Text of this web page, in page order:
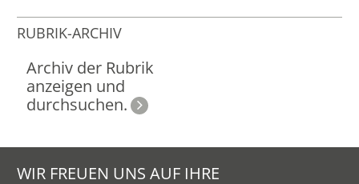
RUBRIK-ARCHIV
Archiv der Rubrik
anzeigen und
durchsuchen.
WIR FREUEN UNS AUF IHRE